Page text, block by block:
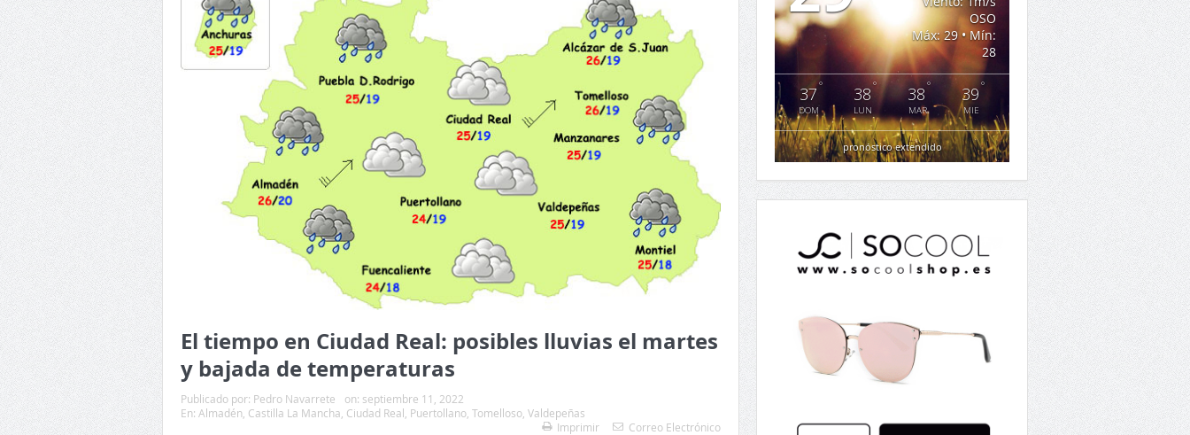
El tiempo en Ciudad Real: posibles lluvias el martes
y bajada de temperaturas
Publicado por: Pedro Navarrete on: septiembre 11, 2022
En: Almadén Castilla La Mancha Ciudad Real Puertollano Tomelloso Valdepeñas
Imprimir
Correo Electrónico
OSO
Máx: 29 • Mín:
28
37°
DOM
38°
LUN
38°
MAR
39°
MIE
pronóstico extendido